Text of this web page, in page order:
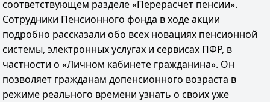
соответствующем разделе «Перерасчет пенсии».
Сотрудники Пенсионного фонда в ходе акции
подробно рассказали обо всех новациях пенсионной
системы, электронных услугах и сервисах ПФР, в
частности о «Личном кабинете гражданина». Он
позволяет гражданам допенсионного возраста в
режиме реального времени узнать о своих уже